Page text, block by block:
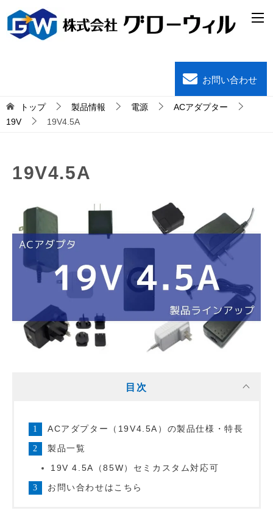
お問い合わせ
トップ 製品情報 電源
ACアダプター
19V
19V4.5A
19V4.5A
目次
ACアダプター（19V4.5A）の製品仕様・特長
製品一覧
19V 4.5A（85W）セミカスタム対応可
お問い合わせはこちら